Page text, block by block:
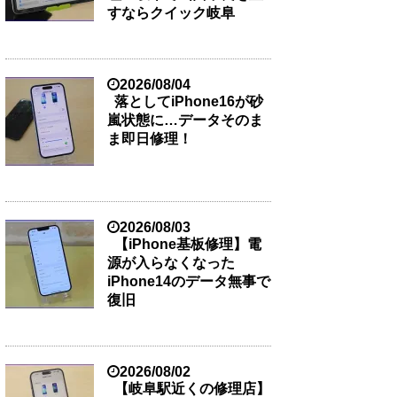
すならクイック岐阜
2026/08/04
落としてiPhone16が砂
嵐状態に…データそのま
ま即日修理！
2026/08/03
【iPhone基板修理】電
源が入らなくなった
iPhone14のデータ無事で
復旧
2026/08/02
【岐阜駅近くの修理店】